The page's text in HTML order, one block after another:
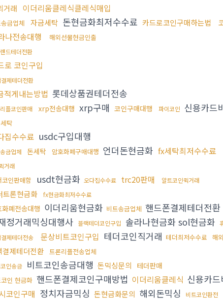
거래 이더리움클레식클레식매입
금업체 자금세탁 돈현금화최저수수료 카드로코인구매하는법
나전송대행 해외선물현금인출
드테더전환
로 코인구입
제테더전환
적게내는방법 롯데상품권테더전송
플코인판매 xrp전송대행 xrp구매 코인구매대행 파이코인 신용카드
탁
집수수료 usdc구입대행
금업체 돈세탁 암호화폐구매대행 언더돈현금화 fx세탁최저수수료
거래
코인판매함 usdt현금화 오다집수수료 trc20판매 알트코인퀵거래
트론현금화 fx현금화최저수수료
화폐전송대행 이더리움현금화 비트송금업체 핸드폰결제테더전환
정거래믹싱대행사 블랙테더코인구입 솔라나현금화 sol현금화
제테더전송 문상비트코인구입 테더코인직거래 테더최저수수료 해
결제테더전환 트론리플전송업체
인송금 비트코인송금대행 돈믹싱문의 테더판매
인 현금화 핸드폰결제코인구매방법 이더리움클레식 신용카
코인구매 정치자금믹싱 돈현금화문의 해외돈믹싱 비트코인환전